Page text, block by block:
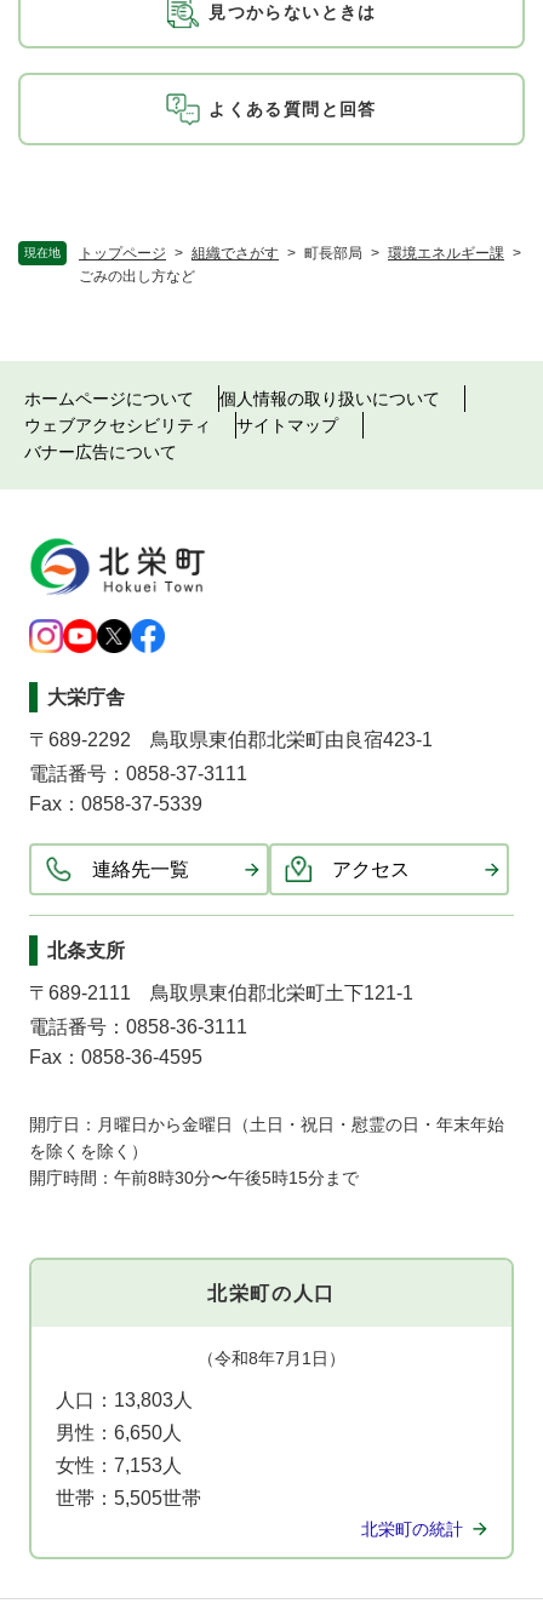
現在地 トップページ > 組織でさがす > 町長部局 > 環境エネルギー課 >
ごみの出し方など
見つからないときは
よくある質問と回答
ホームページについて
個人情報の取り扱いについて
ウェブアクセシビリティ
サイトマップ
バナー広告について
大栄庁舎
〒689-2292 鳥取県東伯郡北栄町由良宿423-1
電話番号：0858-37-3111
Fax：0858-37-5339
連絡先一覧 アクセス
北条支所
〒689-2111 鳥取県東伯郡北栄町土下121-1
電話番号：0858-36-3111
Fax：0858-36-4595
開庁日：月曜日から金曜日（土日・祝日・慰霊の日・年末年始
を除くを除く）
開庁時間：午前8時30分〜午後5時15分まで
北栄町の人口
（令和8年7月1日）
人口： 13,803人
男性： 6,650人
女性： 7,153人
世帯： 5,505世帯
北栄町の統計